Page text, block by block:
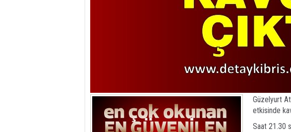
Güzelyurt
etkisinde
Saat 21.30